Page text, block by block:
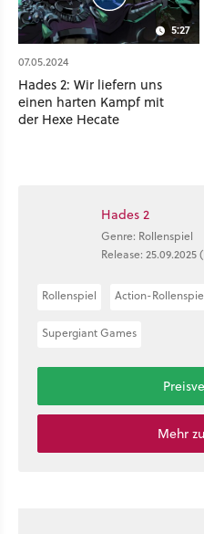
5:27
07.05.2024
Hades 2: Wir liefern uns
einen harten Kampf mit
der Hexe Hecate
Hades 2
Genre: Rollenspiel
Release: 25.09.2025
Rollenspiel Action-
Supergiant Games
Mehr